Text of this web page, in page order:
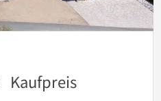
Kaufpreis